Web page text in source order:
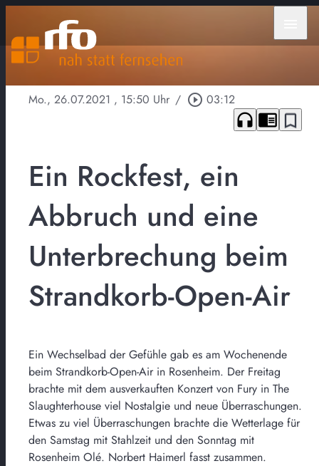
Mo., 26.07.2021 , 15:50 Uhr / play_circle_outline 03:12
headphones chrome_reader_mode bookmark_border
Ein Rockfest, ein
Abbruch und eine
Unterbrechung beim
Strandkorb-Open-Air
Ein Wechselbad der Gefühle gab es am Wochenende
beim Strandkorb-Open-Air in Rosenheim. Der Freitag
brachte mit dem ausverkauften Konzert von Fury in The
Slaughterhouse viel Nostalgie und neue Überraschungen.
Etwas zu viel Überraschungen brachte die Wetterlage für
den Samstag mit Stahlzeit und den Sonntag mit
Rosenheim Olé. Norbert Haimerl fasst zusammen.